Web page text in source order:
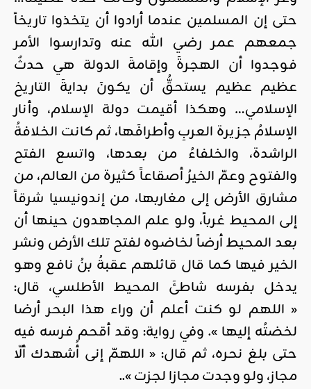
حتى إن المسلمين عندما أرادوا أن يتخذوا تاريخاً
جمعهم عمر رضي الله عنه وتدارسوا الأمر
فوجدوا أن الهجرةَ وإقامةَ الدولة هي حدثٌ
عظيم عظيم يستحقُّ أن يكونَ بدايةَ التاريخ
الإسلامي… وهكذا أقيمت دولة الإسلام، وأنار
الإسلامُ جزيرة العربِ وأطرافَها، ثم كانت الخلافةُ
الراشدة، والخلفاءُ من بعدها، واتسع الفتح
والفتوح وعمّ الخيرُ أصقاعاً كثيرة من العالم، من
مشارق الأرض إلى مغاربها، من إندونيسيا شرقاً
إلى المحيط غرباً، ولو علم المجاهدون حينها أن
بعد المحيط أرضاً لخاضوه لفتح تلك الأرض ونشر
الخير فيها كما قال قائلهم عقبةُ بنُ نافع وهو
يدخل بفرسه شاطئَ المحيط الأطلسي، قال:
« اللهم لو كنت أعلم أن وراء هذا البحر أرضا
لخضتُه إليها ». وفي رواية: وقد أقحم فرسه فيه
حتى بلغ نحره، ثم قال: « اللهمّ إنى أُشهدك ألّا
مجاز، ولو وجدت مجازا لجزت »..